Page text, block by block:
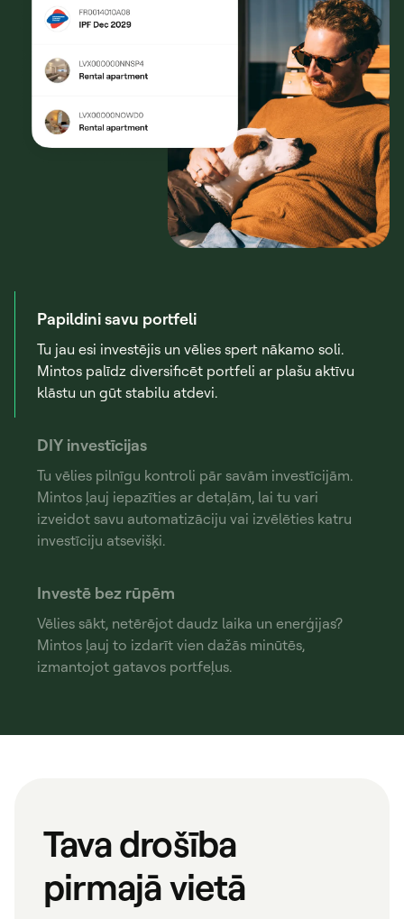
Papildini savu portfeli
Tu jau esi investējis un vēlies spert nākamo soli.
Mintos palīdz diversificēt portfeli ar plašu aktīvu
klāstu un gūt stabilu atdevi.
DIY investīcijas
Tu vēlies pilnīgu kontroli pār savām investīcijām.
Mintos ļauj iepazīties ar detaļām, lai tu vari
izveidot savu automatizāciju vai izvēlēties katru
investīciju atsevišķi.
Investē bez rūpēm
Vēlies sākt, netērējot daudz laika un enerģijas?
Mintos ļauj to izdarīt vien dažās minūtēs,
izmantojot gatavos portfeļus.
Tava drošība
pirmajā vietā